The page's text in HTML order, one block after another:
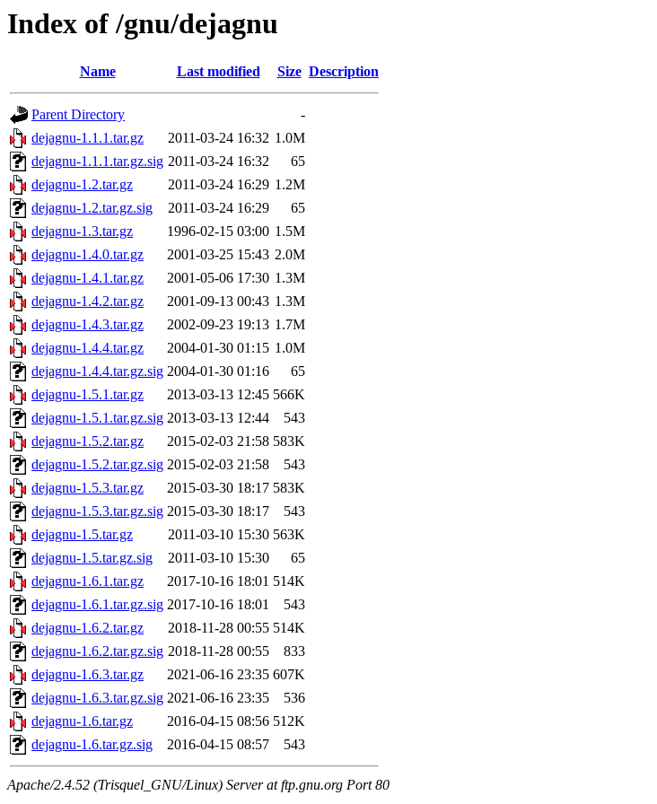
Index of /gnu/dejagnu
Name Last modified Size Description
Parent Directory
-
dejagnu-1.1.1.tar.gz
2011-03-24 16:32 1.0M
dejagnu-1.1.1.tar.gz.sig 2011-03-24 16:32
65
dejagnu-1.2.tar.gz
2011-03-24 16:29 1.2M
dejagnu-1.2.tar.gz.sig
2011-03-24 16:29
65
dejagnu-1.3.tar.gz
1996-02-15 03:00 1.5M
dejagnu-1.4.0.tar.gz
2001-03-25 15:43 2.0M
dejagnu-1.4.1.tar.gz
2001-05-06 17:30 1.3M
dejagnu-1.4.2.tar.gz
2001-09-13 00:43 1.3M
dejagnu-1.4.3.tar.gz
2002-09-23 19:13 1.7M
dejagnu-1.4.4.tar.gz
2004-01-30 01:15 1.0M
dejagnu-1.4.4.tar.gz.sig 2004-01-30 01:16
65
dejagnu-1.5.1.tar.gz
2013-03-13 12:45 566K
dejagnu-1.5.1.tar.gz.sig 2013-03-13 12:44
543
dejagnu-1.5.2.tar.gz
2015-02-03 21:58 583K
dejagnu-1.5.2.tar.gz.sig 2015-02-03 21:58
543
dejagnu-1.5.3.tar.gz
2015-03-30 18:17 583K
dejagnu-1.5.3.tar.gz.sig 2015-03-30 18:17
543
dejagnu-1.5.tar.gz
2011-03-10 15:30 563K
dejagnu-1.5.tar.gz.sig
2011-03-10 15:30
65
dejagnu-1.6.1.tar.gz
2017-10-16 18:01 514K
dejagnu-1.6.1.tar.gz.sig 2017-10-16 18:01
543
dejagnu-1.6.2.tar.gz
2018-11-28 00:55 514K
dejagnu-1.6.2.tar.gz.sig 2018-11-28 00:55
833
dejagnu-1.6.3.tar.gz
2021-06-16 23:35 607K
dejagnu-1.6.3.tar.gz.sig 2021-06-16 23:35
536
dejagnu-1.6.tar.gz
2016-04-15 08:56 512K
dejagnu-1.6.tar.gz.sig
2016-04-15 08:57 543
Apache/2.4.52 (Trisquel_GNU/Linux) Server at ftp.gnu.org Port 80